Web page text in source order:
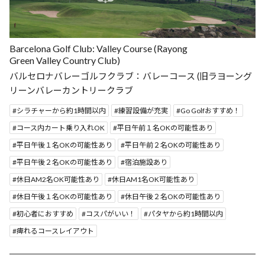
Barcelona Golf Club: Valley Course (Rayong
Green Valley Country Club)
バルセロナバレーゴルフクラブ：バレーコース (旧ラヨーング
リーンバレーカントリークラブ
シラチャーから約1時間以内 練習設備が充実
Go Golfおすすめ！
コース内カート乗り入れOK
平日午前１名OKの可能性あり
平日午後１名OKの可能性あり
平日午前２名OKの可能性あり
平日午後２名OKの可能性あり
宿泊施設あり
休日AM2名OK可能性あり
休日AM1名OK可能性あり
休日午後１名OKの可能性あり
休日午後２名OKの可能性あり
初心者におすすめ
コスパがいい！
パタヤから約1時間以内
痺れるコースレイアウト